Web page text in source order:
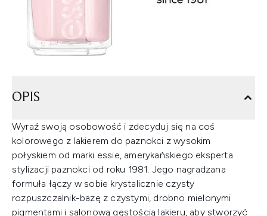
OPIS
Wyraź swoją osobowość i zdecyduj się na coś
kolorowego z lakierem do paznokci z wysokim
połyskiem od marki essie, amerykańskiego eksperta
stylizacji paznokci od roku 1981. Jego nagradzana
formuła łączy w sobie krystalicznie czysty
rozpuszczalnik-bazę z czystymi, drobno mielonymi
pigmentami i salonową gęstością lakieru, aby stworzyć